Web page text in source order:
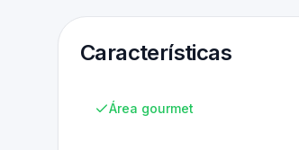
Características
Área gourmet